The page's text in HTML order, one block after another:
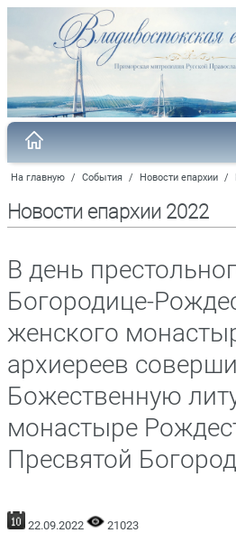
На главную / События / Новости епархии /
Новости епархии 2022
В день
Богородице-
женского
архиереев
Божественную
монастыре
Пресвятой
22.09.2022
21023